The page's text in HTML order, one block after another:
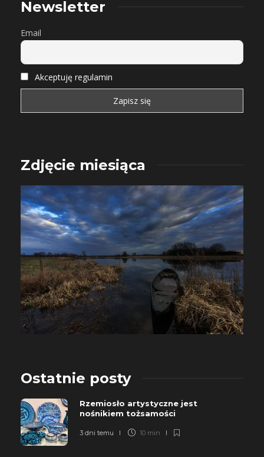
Newsletter
Email
Akceptuję regulamin
Zdjęcie miesiąca
Ostatnie posty
Rzemiosło artystyczne jest
nośnikiem tożsamości
3 dni temu 10 min